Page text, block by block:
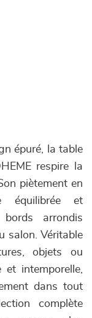
épuré, la table
respire la
piètement en
équilibrée et
arrondis
salon. Véritable
objets ou
intemporelle,
dans tout
complète